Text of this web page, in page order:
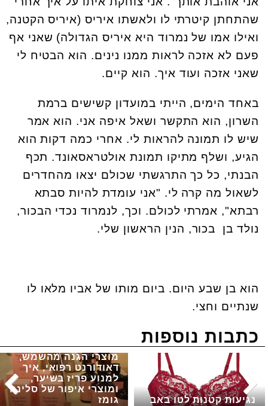
שהתחתן קיטרתי לו ולאשתו איריס (איריס הקטנה,
ואילו אמו של נמרוד היא איריס הגדולה) שאני אף
פעם לא אזכה לראות ממנו נינים. הוא הבטיח לי
שאני אזכה ועוד איך. הוא קיים.
באחד הימים, הייתי במועדון קשישים ברמת
השרון, הוא התקשר ושאל איפה אני. הוא אמר
שיש לו תמונה להראות לי. אחרי כמה דקות הוא
הגיע, ושלף מתיקו תמונת אולטראסאונד. תכף
הבנתי, כל כך התרגשתי שכולם יצאו מהחדרים
לשאול מה קרה לי. "אני עומדת להיות סבתא
רבתא", אמרתי לכולם. וכך, לנמרוד נכדי הבכור,
נולד בן בכור, הנין הראשון שלי.
הוא בן שבע היום. ביום מותו של אביו מלאו לו
שנתיים וחצי.
כתבות נוספות
מוצרי הגנה מהשמש,
דאודורנט רפואי, איך
למנוע פריז בשיער,
ומוצרי איפור של סלינה
גומז
נגיעות קטנות לטו באב